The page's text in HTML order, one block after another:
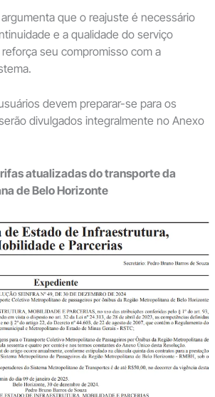
que o reajuste é necessário
e a qualidade do serviço
seu compromisso com a
devem preparar-se para os
divulgados integralmente no Anexo
atualizadas do transporte da
de Belo Horizonte